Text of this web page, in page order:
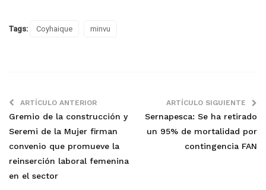
Tags: Coyhaique minvu
ARTÍCULO ANTERIOR
Gremio de la construcción y
Seremi de la Mujer firman
convenio que promueve la
reinserción laboral femenina
en el sector
ARTÍCULO SIGUIENTE
Sernapesca: Se ha retirado
un 95% de mortalidad por
contingencia FAN